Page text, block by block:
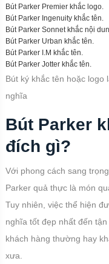
Bút Parker Premier khắc logo.
Bút Parker Ingenuity khắc tên.
Bút Parker Sonnet khắc nội
Bút Parker Urban khắc tên.
Bút Parker I.M khắc tên.
Bút Parker Jotter khắc tên.
Bút ký khắc tên hoặc
nghĩa
Bút Parker
đích gì?
Với phong cách sang
Parker quả thực là món
Tuy nhiên, việc thể hiện
nghĩa tốt đẹp nhất đến
khách hàng thường hay
xưa.